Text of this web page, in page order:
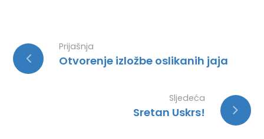
Prijašnja
Otvorenje izložbe oslikanih jaja
Sljedeća
Sretan Uskrs!